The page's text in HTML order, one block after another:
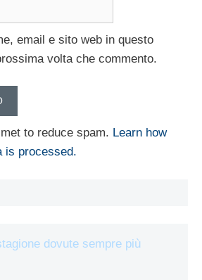
email e sito web in questo
volta che commento.
to reduce spam. Learn how
is processed.
dovute sempre più